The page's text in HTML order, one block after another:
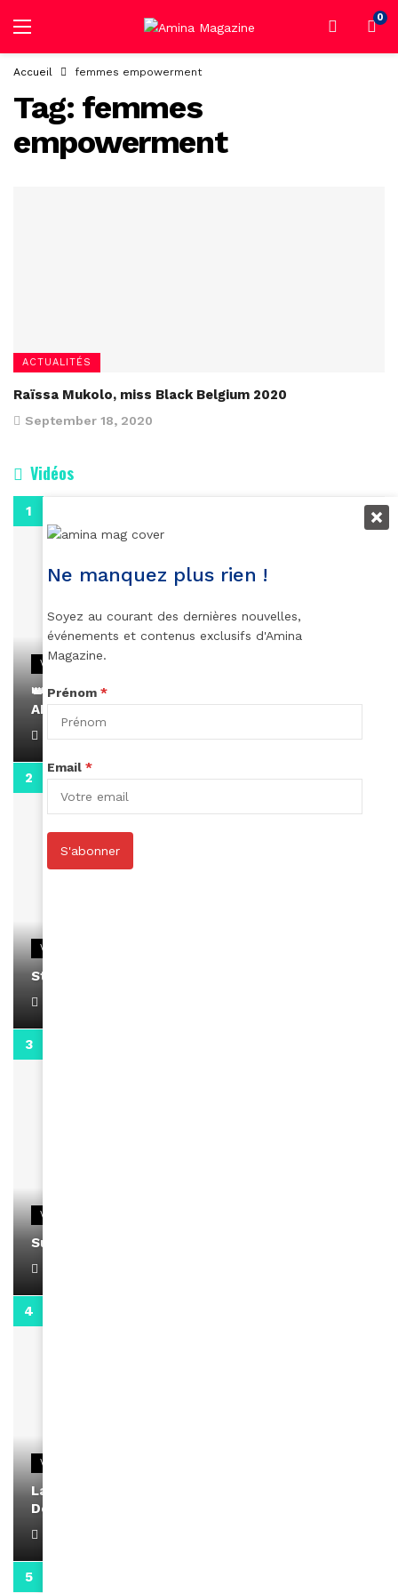
0
Accueil femmes empowerment
Tag: femmes
empowerment
ACTUALITÉS
Raïssa Mukolo, miss Black Belgium 2020
September 18, 2020
Vidéos
VIDEOS
👑 Remerciements à Ayden pour son message sur
AMINA, le Magazine de la Femme
0:13
VIDEOS
Stacy passe un message
VIDEOS
Support Black Business Wee-kend
VIDEOS
La rubrique santé speciale coronavirus du
Docteur Makanda
Ne manquez plus rien !
Soyez au courant des dernières nouvelles,
événements et contenus exclusifs d'Amina
Magazine.
Prénom *
Email *
S'abonner